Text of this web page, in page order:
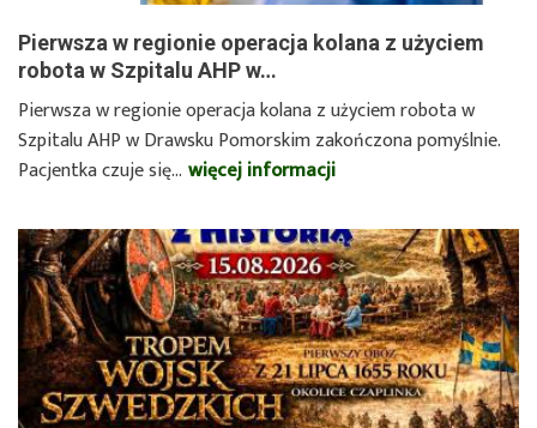
Pierwsza w regionie operacja kolana z użyciem
robota w Szpitalu AHP w…
Pierwsza w regionie operacja kolana z użyciem robota w
Szpitalu AHP w Drawsku Pomorskim zakończona pomyślnie.
Pacjentka czuje się… więcej informacji
w
regionie
operacja
kolana
z
użyciem
robota